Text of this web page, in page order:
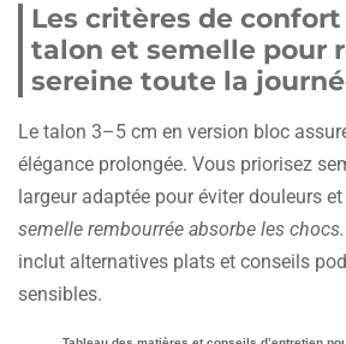
Les critères de
talon et semelle pour
sereine toute la
Le talon 3–5 cm en version bloc
élégance prolongée. Vous priorisez
largeur adaptée pour éviter douleurs
semelle rembourrée absorbe les chocs.
inclut alternatives plats et conseils
sensibles.